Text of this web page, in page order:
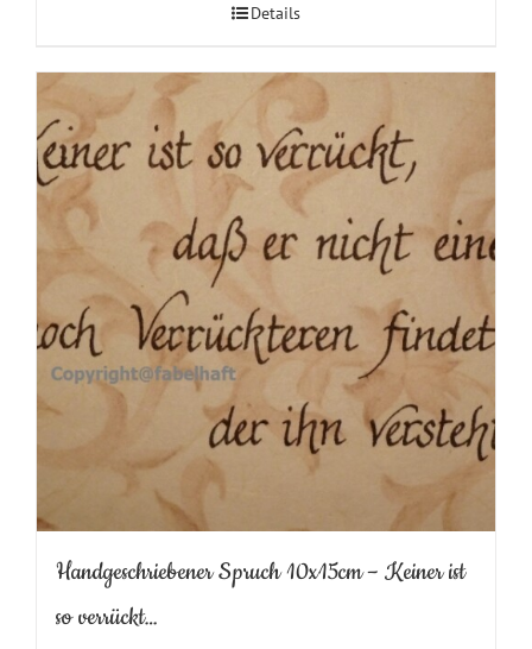
Details
Handgeschriebener Spruch 10x15cm – Keiner ist
so verrückt…